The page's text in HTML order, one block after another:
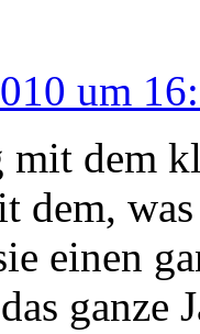
um
mit dem
dem,
einen
ganze